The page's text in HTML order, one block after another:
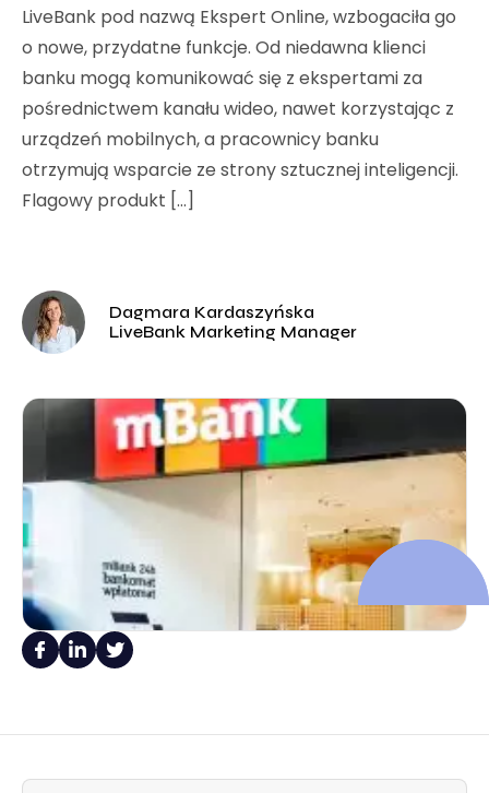
LiveBank pod nazwą Ekspert Online, wzbogaciła go
o nowe, przydatne funkcje. Od niedawna klienci
banku mogą komunikować się z ekspertami za
pośrednictwem kanału wideo, nawet korzystając z
urządzeń mobilnych, a pracownicy banku
otrzymują wsparcie ze strony sztucznej inteligencji.
Flagowy produkt […]
Dagmara Kardaszyńska
LiveBank Marketing Manager